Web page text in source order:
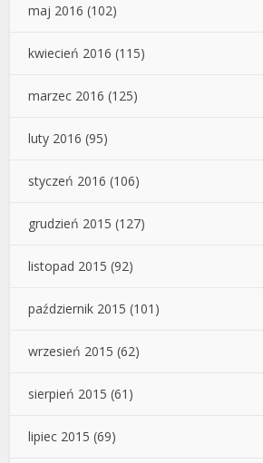
maj 2016 (102)
kwiecień 2016 (115)
marzec 2016 (125)
luty 2016 (95)
styczeń 2016 (106)
grudzień 2015 (127)
listopad 2015 (92)
październik 2015 (101)
wrzesień 2015 (62)
sierpień 2015 (61)
lipiec 2015 (69)